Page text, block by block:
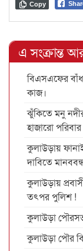
Copy
এ সংক্রান্ত
বিএসএফের
কাজ।
ঝুঁকিতে মনু
হাজারো
কুলাউড়ায়
দাবিতে
কুলাউড়ায়
তৎপর পুলিশ !
কুলাউড়া
কুলাউড়া পৌর